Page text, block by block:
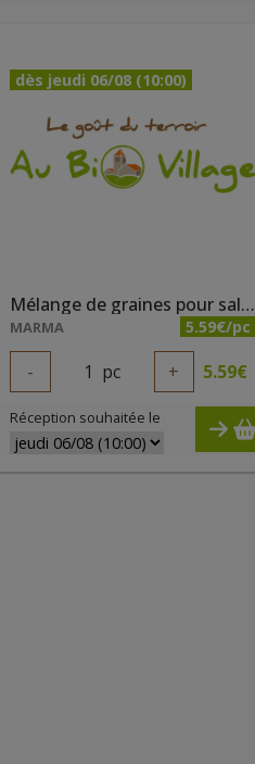
dès jeudi 06/08 (10:00)
Mélange de graines pour salade bio 500g Pure & Prime
MARMA 5.59€/pc
- 1 pc + 5.59€
Réception souhaitée le